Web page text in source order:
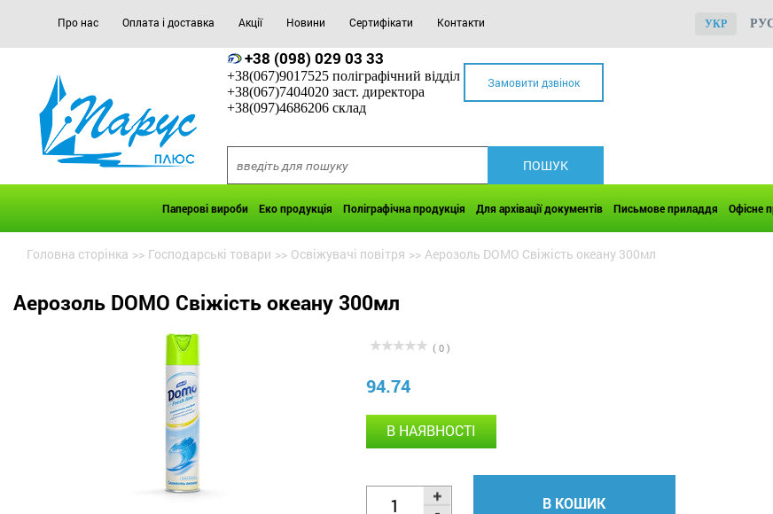
Про нас Оплата і доставка Акції Новини Сертифікати Контакти УКР
+38 (098) 029 03 33
+38(067)9017525 поліграфічний відділ
+38(067)7404020 заст. директора
+38(097)4686206 склад
Замовити дзвінок
Паперові вироби Еко продукція Поліграфічна продукція Для архівації документів Письмове приладдя Офісне
Головна сторінка >> Господарські товари >> Освіжувачі повітря >> Аерозоль DOMO Свіжість океану 300мл
Аерозоль DOMO Свіжість океану 300мл
( 0 )
94.74
В НАЯВНОСТІ
В КОШИК